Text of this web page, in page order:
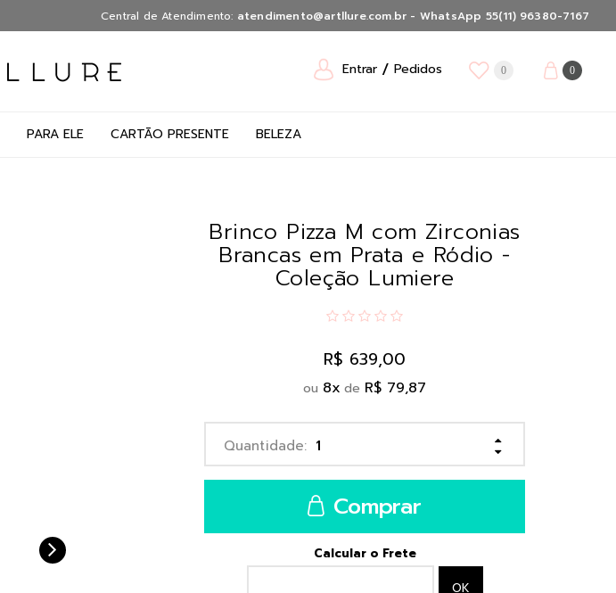
Central de Atendimento: atendimento@artllure.com.br - WhatsApp 55(11) 96380-7167
Entrar Pedidos 0 0
PARA ELE CARTÃO PRESENTE BELEZA
Brinco Pizza M com Zirconias
Brancas em Prata e Ródio -
Coleção Lumiere
R$ 639,00
ou 8x de R$ 79,87
Comprar
Calcular o Frete